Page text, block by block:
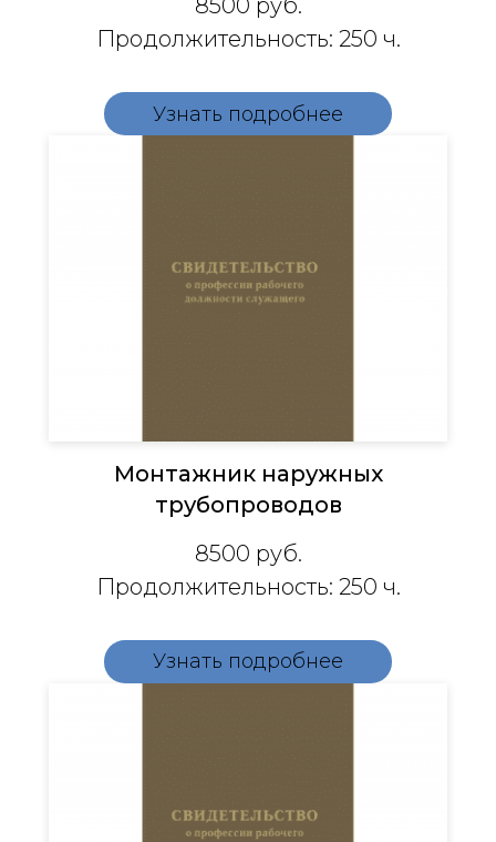
8500 руб.
Продолжительность: 250 ч.
Узнать подробнее
Монтажник наружных
трубопроводов
8500 руб.
Продолжительность: 250 ч.
Узнать подробнее